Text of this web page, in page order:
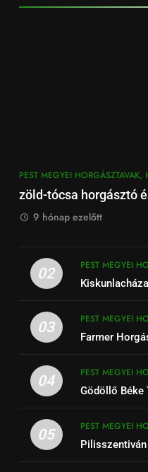
PEST MEGYEI HORGÁSZTAVAK,
zöld-tócsa horgásztó
9 hónap ezelőtt
02
PEST MEGYEI
03
PEST MEGYEI
Farmer
04
PEST MEGYEI
Gödöllő Béke
05
PEST MEGYEI